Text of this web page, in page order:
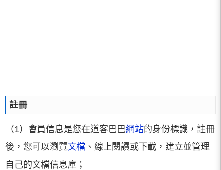
註冊
（1）會員信息是您在道客巴巴網站的身份標識，註冊
後，您可以瀏覽文檔 、線上閱讀或下載，建立並管理
自己的文檔信息庫；